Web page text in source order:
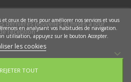
dernières nouvelles et mises à jour
réception
des cookies
et ceux de tiers pour améliorer nos services et vous
en analysant vos habitudes de navigation.
utilisation, appuyez sur le bouton Accepter.
les cookies
REJETER TOUT